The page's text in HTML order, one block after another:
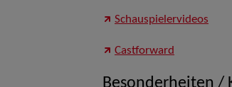
Schauspielervideos
Castforward
Besonderheiten /